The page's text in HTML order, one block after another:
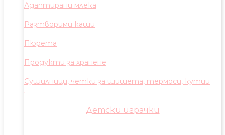
Адаптирани млека
Разтворими каши
Пюрета
Продукти за хранене
Сушилници, четки за шишета, термоси, кутии
Детски играчки